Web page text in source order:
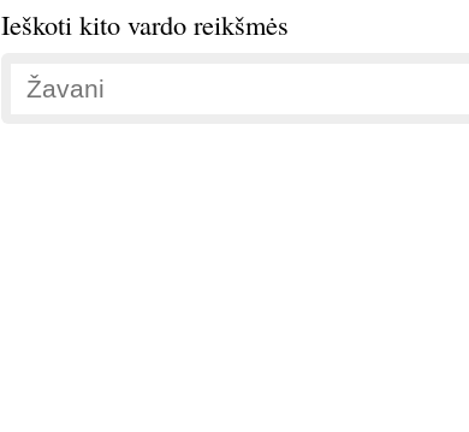
Ieškoti kito vardo reikšmės